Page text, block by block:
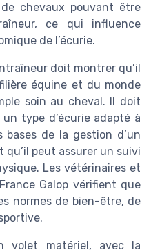
chevaux pouvant être
ce qui influence
de l’écurie.
doit montrer qu’il
équine et du monde
soin au cheval. Il doit
type d’écurie adapté à
bases de la gestion d’un
qu’il peut assurer un suivi
Les vétérinaires et
Galop vérifient que
normes de bien-être, de
volet matériel, avec la